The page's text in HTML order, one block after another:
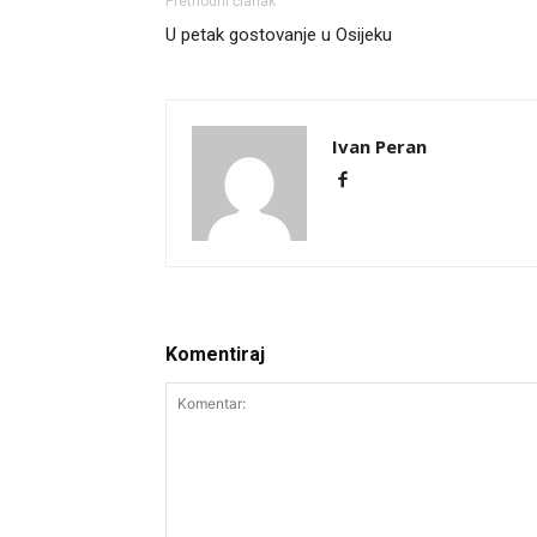
U petak gostovanje u Osijeku
Ivan Peran
Komentiraj